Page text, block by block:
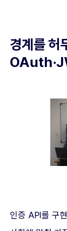
경계를 허
인증 API를 구